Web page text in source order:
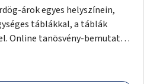
árok egyes helyszínein,
táblákkal, a táblák
Online tanösvény-bemutató